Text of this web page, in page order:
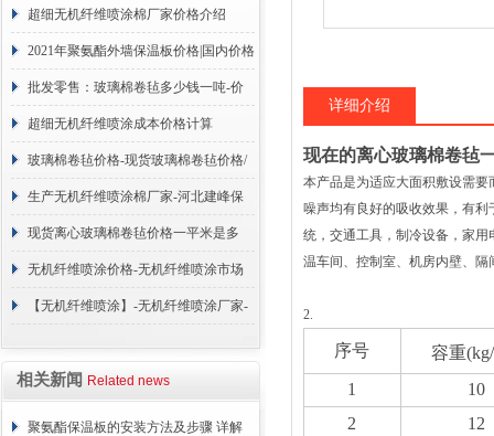
超细无机纤维喷涂棉厂家价格介绍
2021年聚氨酯外墙保温板价格|国内价格
调整
批发零售：玻璃棉卷毡多少钱一吨-价
格咨询
超细无机纤维喷涂成本价格计算
玻璃棉卷毡价格-现货玻璃棉卷毡价格/
合理报价=今天
生产无机纤维喷涂棉厂家-河北建峰保
温材料有限公司
现货离心玻璃棉卷毡价格一平米是多
少？厂家报价
无机纤维喷涂价格-无机纤维喷涂市场
售价是多少？报价表
【无机纤维喷涂】-无机纤维喷涂厂家-
相关新闻 Related news
聚氨酯保温板的安装方法及步骤 详解
详细介绍
现在的离心玻璃棉卷毡
本产品是为适应大面积敷设需
噪声均有良好的吸收效果，有
统，交通工具，制冷设备，家
温车间、控制室、机房内壁、隔
2.
序号
容重
1
10
2
12